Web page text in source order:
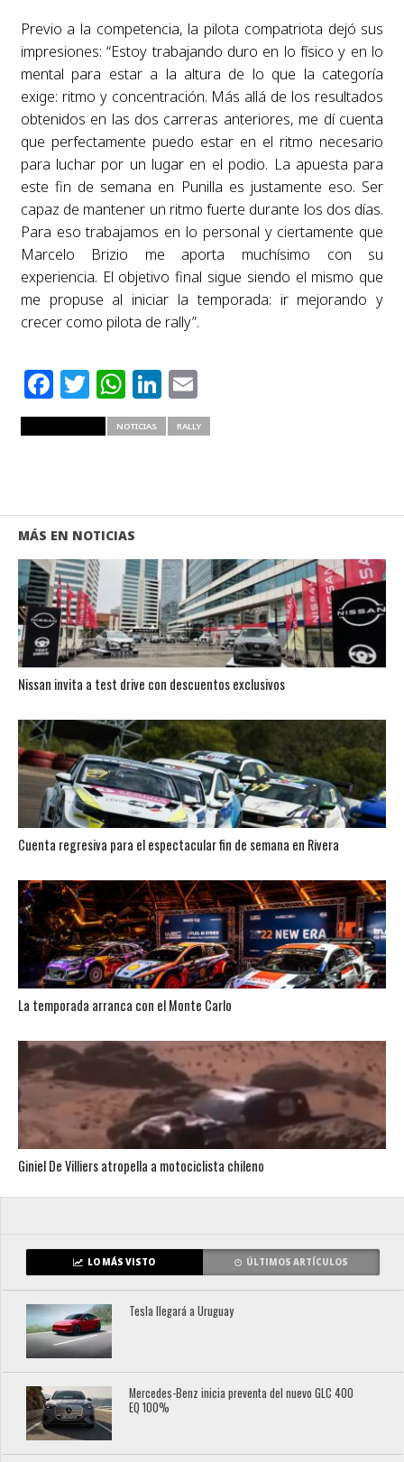
Previo a la competencia, la pilota compatriota dejó sus
impresiones: “Estoy trabajando duro en lo físico y en lo
mental para estar a la altura de lo que la categoría
exige: ritmo y concentración. Más allá de los resultados
obtenidos en las dos carreras anteriores, me dí cuenta
que perfectamente puedo estar en el ritmo necesario
para luchar por un lugar en el podio. La apuesta para
este fin de semana en Punilla es justamente eso. Ser
capaz de mantener un ritmo fuerte durante los dos días.
Para eso trabajamos en lo personal y ciertamente que
Marcelo Brizio me aporta muchísimo con su
experiencia. El objetivo final sigue siendo el mismo que
me propuse al iniciar la temporada: ir mejorando y
crecer como pilota de rally”.
Facebook
Twitter
WhatsApp
LinkedIn
Email
NOTICIAS RALLY
MÁS EN NOTICIAS
Nissan invita a test drive con descuentos exclusivos
Cuenta regresiva para el espectacular fin de semana en Rivera
La temporada arranca con el Monte Carlo
Giniel De Villiers atropella a motociclista chileno
LO MÁS VISTO ÚLTIMOS ARTÍCULOS
Tesla llegará a Uruguay
Mercedes-Benz inicia preventa del nuevo GLC 400
EQ 100%